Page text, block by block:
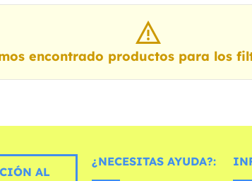
encontrado productos para los
AL
¿NECESITAS AYUDA?: